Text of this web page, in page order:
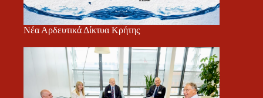
Νέα Αρδευτικά Δίκτυα Κρήτης